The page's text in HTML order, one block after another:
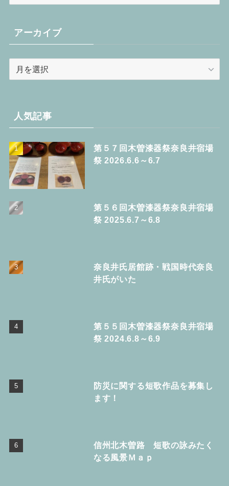
リ
ー
アーカイブ
ブ人気記事
第５７回木曽漆器祭奈良井宿場
祭 2026.6.6～6.7
第５６回木曽漆器祭奈良井宿場
祭 2025.6.7～6.8
奈良井氏居館跡・戦国時代奈良
井氏がいた
第５５回木曽漆器祭奈良井宿場
祭 2024.6.8～6.9
防災に関する短歌作品を募集し
ます！
信州北木曽路 短歌の詠みたく
なる風景Ｍａｐ